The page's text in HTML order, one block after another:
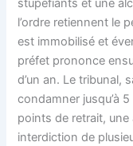
stupéfiants et une
l’ordre retiennent le
est immobilisé et
préfet prononce
d’un an. Le tribunal,
condamner jusqu’à
points de retrait, une
interdiction de